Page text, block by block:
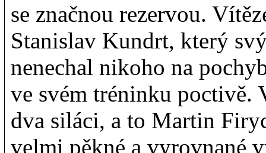
se značnou rezervou.
Stanislav Kundrt, který
nenechal nikoho na
ve svém tréninku
dva siláci, a to Martin
velmi pěkné a vyrovnané